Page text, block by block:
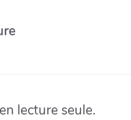
lecture seule.